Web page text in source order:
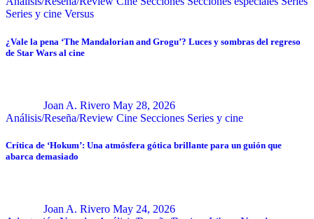
Series y cine Versus
¿Vale la pena ‘The Mandalorian and Grogu’? Luces y sombras del regreso
de Star Wars al cine
Joan A. Rivero May 28, 2026
Análisis/Reseña/Review Cine Secciones Series y cine
Crítica de ‘Hokum’: Una atmósfera gótica brillante para un guión que
abarca demasiado
Joan A. Rivero May 24, 2026